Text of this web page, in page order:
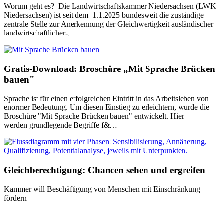
Worum geht es? Die Landwirtschaftskammer Niedersachsen (LWK
Niedersachsen) ist seit dem 1.1.2025 bundesweit die zuständige
zentrale Stelle zur Anerkennung der Gleichwertigkeit ausländischer
landwirtschaftlicher-, …
Gratis-Download: Broschüre „Mit Sprache Brücken
bauen"
Sprache ist für einen erfolgreichen Eintritt in das Arbeitsleben von
enormer Bedeutung. Um diesen Einstieg zu erleichtern, wurde die
Broschüre "Mit Sprache Brücken bauen" entwickelt. Hier
werden grundlegende Begriffe f&…
Gleichberechtigung: Chancen sehen und ergreifen
Kammer will Beschäftigung von Menschen mit Einschränkung
fördern